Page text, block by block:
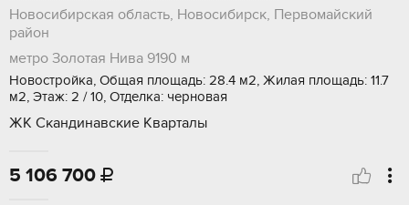
Новосибирская область, Новосибирск, Первомайский
район
метро Золотая Нива 9190 м
Новостройка, Общая площадь: 28.4 м2, Жилая площадь: 11.7
м2, Этаж: 2 / 10, Отделка: черновая
ЖК Скандинавские Кварталы
5 106 700 